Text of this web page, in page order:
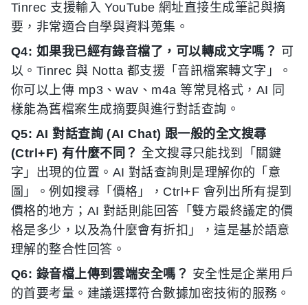
Tinrec 支援輸入 YouTube 網址直接生成筆記與摘
要，非常適合自學與資料蒐集。
Q4: 如果我已經有錄音檔了，可以轉成文字嗎？ 可
以。Tinrec 與 Notta 都支援「音訊檔案轉文字」。
你可以上傳 mp3、wav、m4a 等常見格式，AI 同
樣能為舊檔案生成摘要與進行對話查詢。
Q5: AI 對話查詢 (AI Chat) 跟一般的全文搜尋
(Ctrl+F) 有什麼不同？ 全文搜尋只能找到「關鍵
字」出現的位置。AI 對話查詢則是理解你的「意
圖」。例如搜尋「價格」，Ctrl+F 會列出所有提到
價格的地方；AI 對話則能回答「雙方最終議定的價
格是多少，以及為什麼會有折扣」，這是基於語意
理解的整合性回答。
Q6: 錄音檔上傳到雲端安全嗎？ 安全性是企業用戶
的首要考量。建議選擇符合數據加密技術的服務。